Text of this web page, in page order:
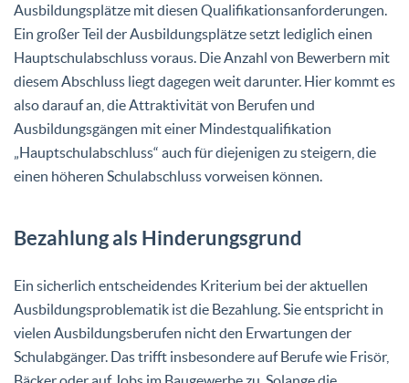
Ausbildungsplätze mit diesen Qualifikationsanforderungen.
Ein großer Teil der Ausbildungsplätze setzt lediglich einen
Hauptschulabschluss voraus. Die Anzahl von Bewerbern mit
diesem Abschluss liegt dagegen weit darunter. Hier kommt es
also darauf an, die Attraktivität von Berufen und
Ausbildungsgängen mit einer Mindestqualifikation
„Hauptschulabschluss“ auch für diejenigen zu steigern, die
einen höheren Schulabschluss vorweisen können.
Bezahlung als Hinderungsgrund
Ein sicherlich entscheidendes Kriterium bei der aktuellen
Ausbildungsproblematik ist die Bezahlung. Sie entspricht in
vielen Ausbildungsberufen nicht den Erwartungen der
Schulabgänger. Das trifft insbesondere auf Berufe wie Frisör,